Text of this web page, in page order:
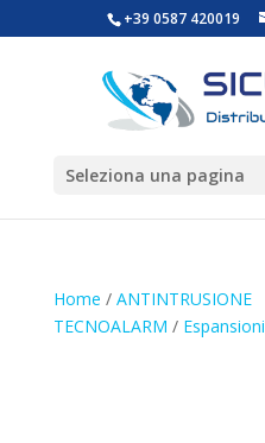
+39 0587 420019
Seleziona una pagina
Home / ANTINTRUSIONE
TECNOALARM / Espansioni